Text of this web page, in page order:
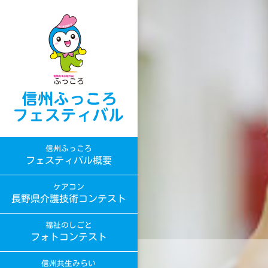
信州ふっころ
フェスティバル概要
ケアコン
長野県介護技術コンテスト
福祉のしごと
フォトコンテスト
信州共生みらい